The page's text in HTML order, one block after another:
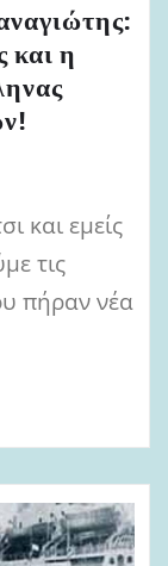
και η
και εμείς
τις
πήραν νέα